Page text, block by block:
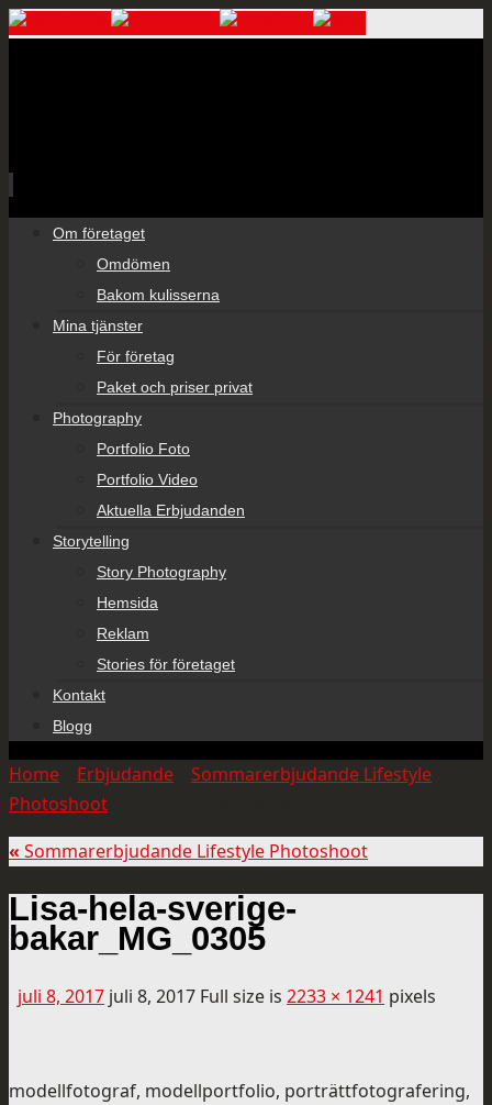
Om företaget
Omdömen
Bakom kulisserna
Mina tjänster
För företag
Paket och priser privat
Photography
Portfolio Foto
Portfolio Video
Aktuella Erbjudanden
Storytelling
Story Photography
Hemsida
Reklam
Stories för företaget
Kontakt
Blogg
Home Erbjudande
Sommarerbjudande Lifestyle
Photoshoot
« Sommarerbjudande Lifestyle Photoshoot
Lisa-hela-sverige-
bakar_MG_0305
juli 8, 2017 juli 8, 2017 Full size is 2233 × 1241 pixels
modellfotograf, modellportfolio, porträttfotografering,